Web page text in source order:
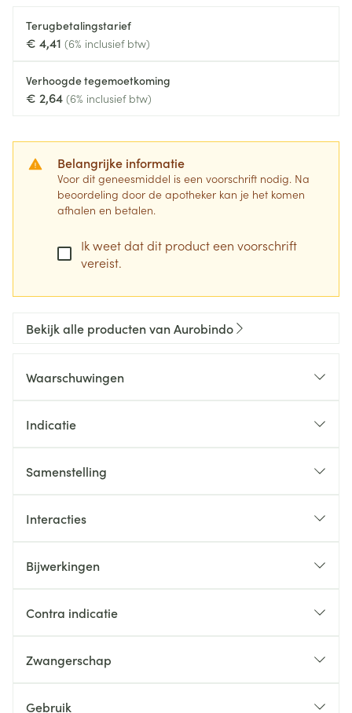
Terugbetalingstarief
€ 4,41 (6% inclusief btw)
Verhoogde tegemoetkoming
€ 2,64 (6% inclusief btw)
Belangrijke informatie
Voor dit geneesmiddel is een voorschrift nodig. Na
beoordeling door de apotheker kan je het komen
afhalen en betalen.
Ik weet dat dit product een voorschrift
vereist.
Bekijk alle producten van Aurobindo
Waarschuwingen
Indicatie
Samenstelling
Interacties
Bijwerkingen
Contra indicatie
Zwangerschap
Gebruik